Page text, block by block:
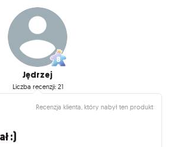
Jędrzej
Liczba recenzji: 21
Recenzja klienta, który nabył ten produkt
:)